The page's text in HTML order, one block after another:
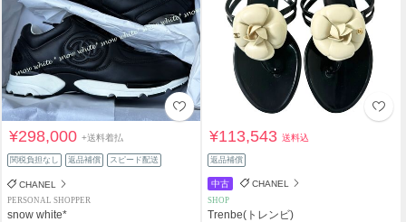
¥298,000+送料着払
関税負担なし 返品補償 スピード配送
CHANEL
PERSONAL SHOPPER
snow white*
¥113,543送料込
返品補償
中古 CHANEL
SHOP
Trenbe(トレンビ)